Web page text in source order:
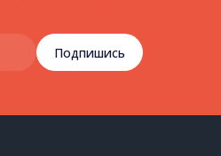
Подпишись